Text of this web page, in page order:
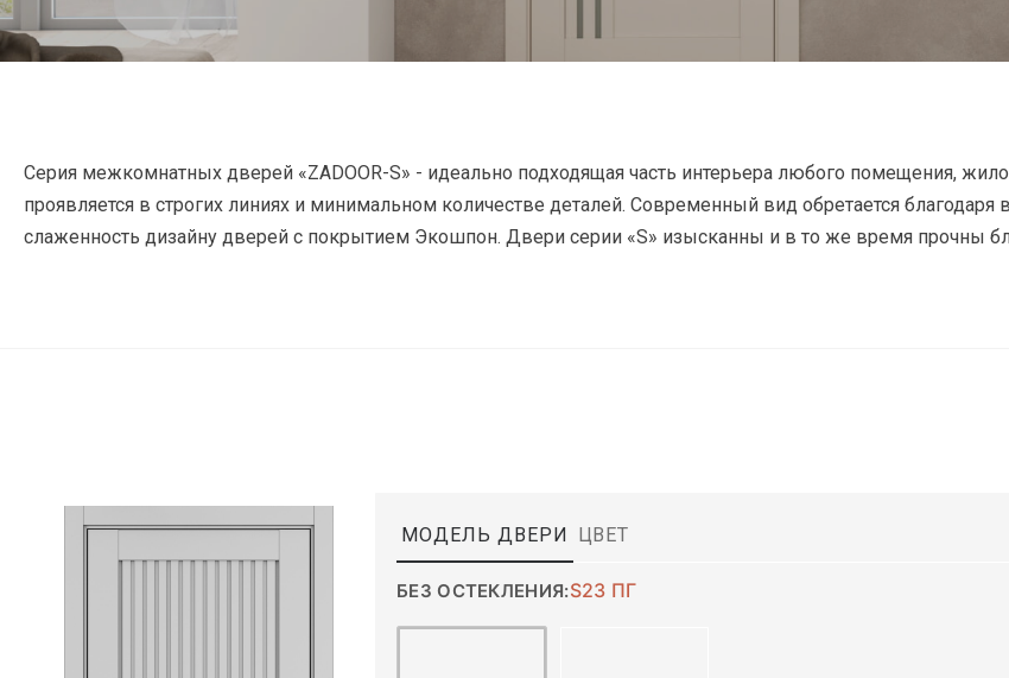
Серия межкомнатных дверей «ZADOOR-S» - идеально подходящая часть интерьера любого помещения,
проявляется в строгих линиях и минимальном количестве деталей. Современный вид обретается благодаря
слаженность дизайну дверей с покрытием Экошпон. Двери серии «S» изысканны и в то же время прочны
МОДЕЛЬ ДВЕРИ ЦВЕТ
БЕЗ ОСТЕКЛЕНИЯ:S23 ПГ